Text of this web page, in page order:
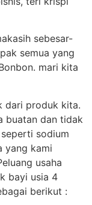
sebesar-
semua yang
mari kita
dari produk kita.
buatan dan tidak
sodium
yang kami
usaha
bayi usia 4
berikut :